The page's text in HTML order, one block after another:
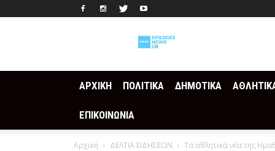
ΑΡΧΙΚΗ ΠΟΛΙΤΙΚΑ ΔΗΜΟΤΙΚΑ
ΕΠΙΚΟΙΝΩΝΙΑ
Αρχική ΔΕΛΤΙΑ ΕΙΔΗΣΕΩΝ Τα αθλητικά νέα της